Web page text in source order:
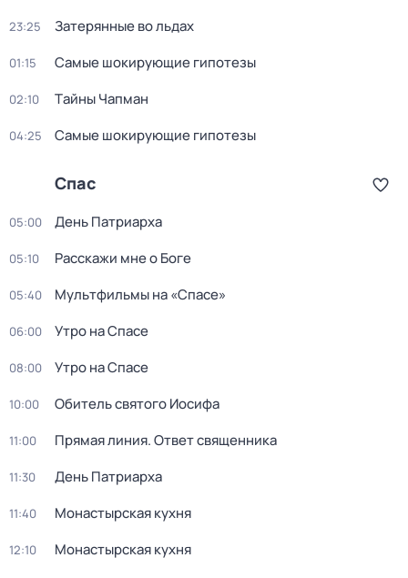
23:25 Затерянные во льдах
01:15 Самые шoкиpующие гипотезы
02:10 Тaйны Чапман
04:25 Самые шoкиpующие гипотезы
Спас
05:00 День Патриарха
05:10 Расскажи мне о Боге
05:40 Мультфильмы на «Спасе»
06:00 Утро на Спасе
08:00 Утро на Спасе
10:00 Обитель святого Иосифа
11:00 Прямая линия. Ответ священника
11:30 День Патриарха
11:40 Монастырская кухня
12:10
Монастырская кухня